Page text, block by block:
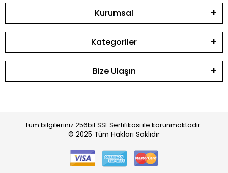
Kurumsal
Kategoriler
Bize Ulaşın
Tüm bilgileriniz 256bit SSL Sertifikası ile korunmaktadır.
© 2025 Tüm Hakları Saklıdır